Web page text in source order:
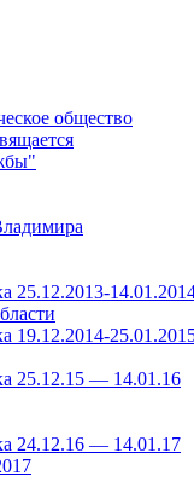
общество
25.12.2013-
19.12.2014-
25.12.15 — 14.01.16
24.12.16 — 14.01.17